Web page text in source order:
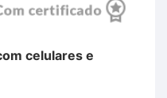
celulares e